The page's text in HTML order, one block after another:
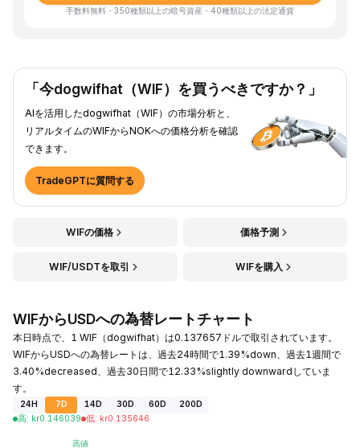
手数料無料・350種類以上の暗号資産・40種類以上の法定通貨
「今dogwifhat（WIF）を買うべきですか？」
AIを活用したdogwifhat（WIF）の市場分析と、
リアルタイムのWIFからNOKへの価格分析を確認
できます。
TradeGPTに質問する
WIFの価格 価格予測
WIF/USDTを取引 WIFを購入
WIFからUSDへの為替レートチャート
本日時点で、1 WIF（dogwifhat）は0.137657ドルで取引されています。
WIFからUSDへの為替レートは、過去24時間で1.39%down、過去1週間で
3.40%decreased、過去30日間で12.33%slightly downwardしていま
す。
24H 7D 14D 30D 60D
200D
高: kr0.146039 低: kr0.135646